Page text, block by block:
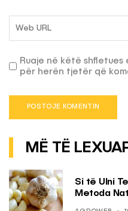
Ruaje në këtë shfletues
për herën tjetër që
MË TË
Si të Ulni
Metoda